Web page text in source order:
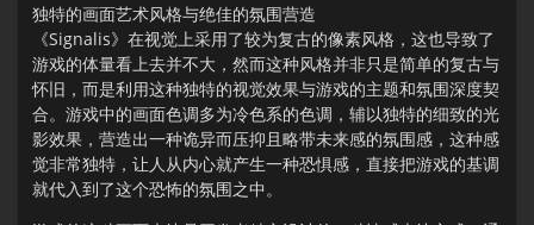
独特的画面艺术风格与绝佳的氛围营造
《Signalis》在视觉上采用了较为复古的像素风格，这也导致了
游戏的体量看上去并不大，然而这种风格并非只是简单的复古与
怀旧，而是利用这种独特的视觉效果与游戏的主题和氛围深度契
合。游戏中的画面色调多为冷色系的色调，辅以独特的细致的光
影效果，营造出一种诡异而压抑且略带未来感的氛围感，这种感
觉非常独特，让人从内心就产生一种恐惧感，直接把游戏的基调
就代入到了这个恐怖的氛围之中。